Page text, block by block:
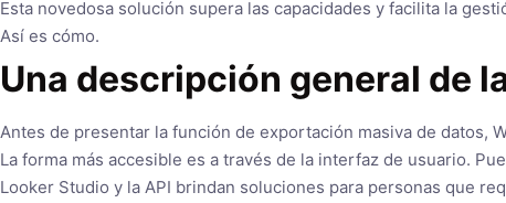
Esta novedosa solución supera las capacidades y facilita la
Así es cómo.
Una descripción general de
Antes de presentar la función de exportación masiva de datos,
La forma más accesible es a través de la interfaz de usuario.
Looker Studio y la API brindan soluciones para personas que